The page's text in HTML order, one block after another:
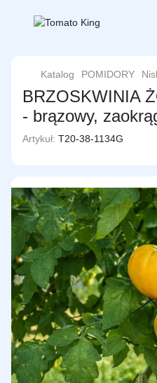
Katalog POMIDORY
BRZOSKWINIA
- brązowy,
Artykuł: T20-38-1134G